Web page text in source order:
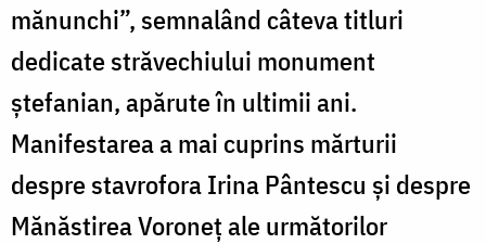
mănunchi”, semnalând câteva titluri
dedicate străvechiului monument
ștefanian, apărute în ultimii ani.
Manifestarea a mai cuprins mărturii
despre stavrofora Irina Pântescu și despre
Mănăstirea Voroneț ale următorilor